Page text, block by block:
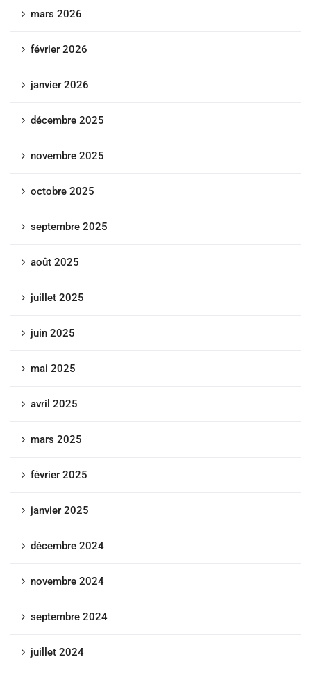
mars 2026
février 2026
janvier 2026
décembre 2025
novembre 2025
octobre 2025
septembre 2025
août 2025
juillet 2025
juin 2025
mai 2025
avril 2025
mars 2025
février 2025
janvier 2025
décembre 2024
novembre 2024
septembre 2024
juillet 2024